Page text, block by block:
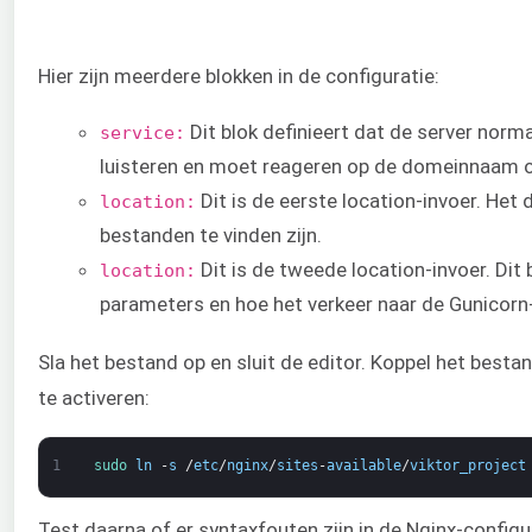
Hier zijn meerdere blokken in de configuratie:
service: Dit blok definieert dat de server
luisteren en moet reageren op de domeinnaam
location: Dit is de eerste location-invoer. Het
bestanden te vinden zijn.
location: Dit is de tweede location-invoer.
parameters en hoe het verkeer naar de
Sla het bestand op en sluit de editor. Koppel het
te activeren:
1 sudo ln -s /etc/nginx/sites -available/viktor_project